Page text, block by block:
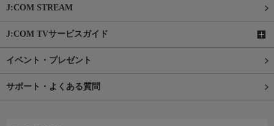
J:COM STREAM
J:COM TVサービスガイド
イベント・プレゼント
サポート・よくある質問